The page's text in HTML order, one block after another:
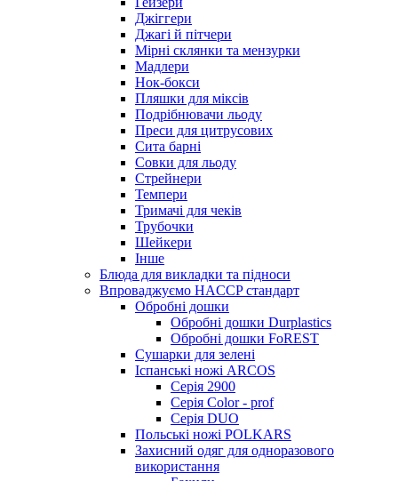
Джіггери
Джагі й пітчери
Мірні склянки та мензурки
Мадлери
Нок-бокси
Пляшки для міксів
Подрібнювачи льоду
Преси для цитрусових
Сита барні
Совки для льоду
Стрейнери
Темпери
Тримачі для чеків
Трубочки
Шейкери
Інше
Блюда для викладки та підноси
Впроваджуємо HACCP стандарт
Обробні дошки
Обробні дошки Durplastics
Обробні дошки FoREST
Сушарки для зелені
Іспанські ножі ARCOS
Серія 2900
Серія Color - prof
Серія DUO
Польські ножі POLKARS
Захисний одяг для одноразового
використання